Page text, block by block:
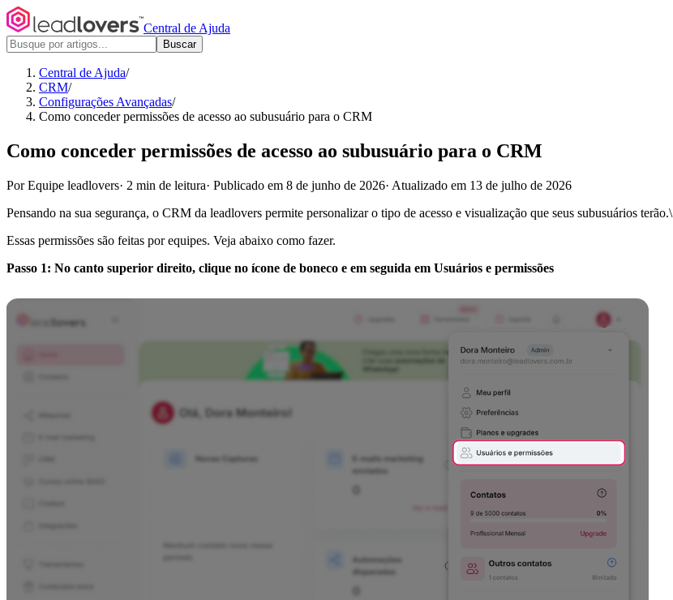
Central de Ajuda
Buscar
Central de Ajuda/
CRM/
Configurações Avançadas/
Como conceder permissões de acesso ao subusuário para o CRM
Como conceder permissões de acesso ao subusuário para o CRM
Por Equipe leadlovers· 2 min de leitura· Publicado em 8 de junho de 2026· Atualizado em 13 de julho de 2026
Pensando na sua segurança, o CRM da leadlovers permite personalizar o tipo de acesso e visualização que seus subusuários terão.\
Essas permissões são feitas por equipes. Veja abaixo como fazer.
Passo 1: No canto superior direito, clique no ícone de boneco e em seguida em Usuários e permissões